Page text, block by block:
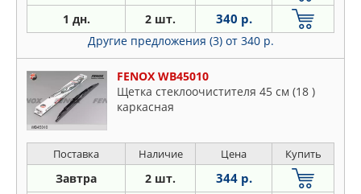
1 дн. 2 шт. 340 р.
Другие предложения (3) от 340 р.
FENOX WB45010
Щетка стеклоочистителя 45 см (18 )
каркасная
Поставка Наличие Цена Купить
Завтра 2 шт. 344 р.